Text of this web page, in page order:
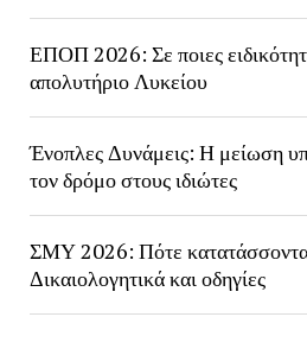
ΕΠΟΠ 2026: Σε ποιες
απολυτήριο Λυκείου
Ένοπλες Δυνάμεις: Η μείωση
τον δρόμο στους ιδιώτες
ΣΜΥ 2026: Πότε
Δικαιολογητικά και οδηγίες